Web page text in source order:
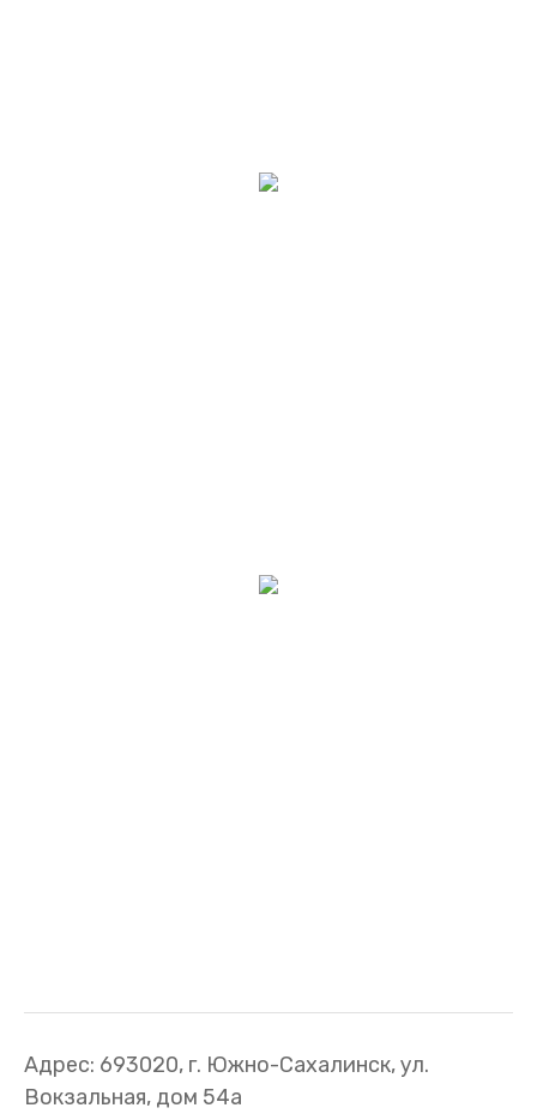
Адрес: 693020, г. Южно-Сахалинск, ул.
Вокзальная, дом 54а